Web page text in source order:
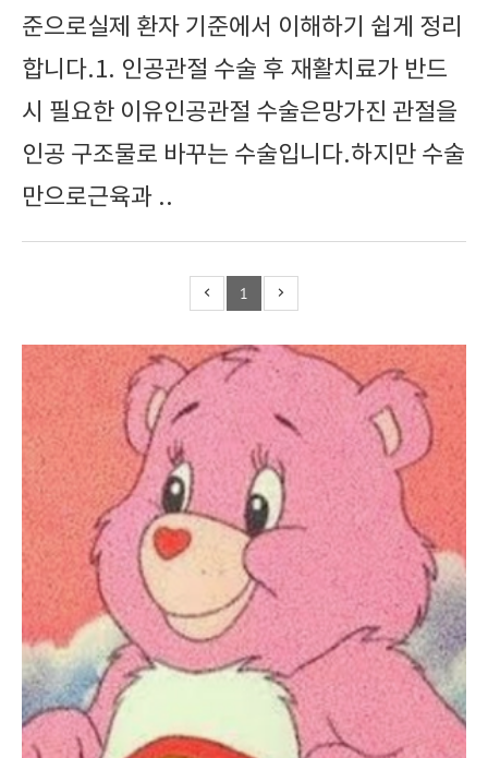
준으로실제 환자 기준에서 이해하기 쉽게 정리
합니다.1. 인공관절 수술 후 재활치료가 반드
시 필요한 이유인공관절 수술은망가진 관절을
인공 구조물로 바꾸는 수술입니다.하지만 수술
만으로근육과 ..
1